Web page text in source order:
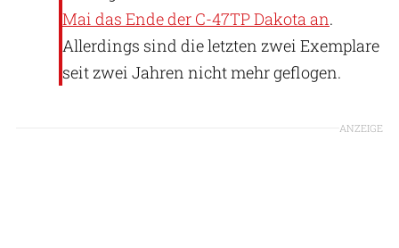
Mai das Ende der C-47TP Dakota an.
Allerdings sind die letzten zwei Exemplare
seit zwei Jahren nicht mehr geflogen.
ANZEIGE